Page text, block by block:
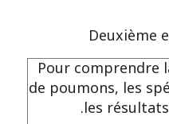
Deuxième
Pour comprendre
de poumons, les
les